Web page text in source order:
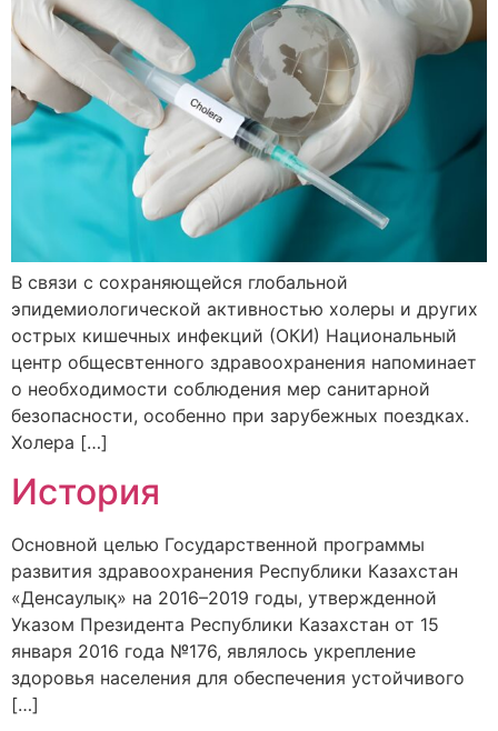
В связи с сохраняющейся глобальной
эпидемиологической активностью холеры и других
острых кишечных инфекций (ОКИ) Национальный
центр общесвтенного здравоохранения напоминает
о необходимости соблюдения мер санитарной
безопасности, особенно при зарубежных поездках.
Холера […]
История
Основной целью Государственной программы
развития здравоохранения Республики Казахстан
«Денсаулық» на 2016–2019 годы, утвержденной
Указом Президента Республики Казахстан от 15
января 2016 года №176, являлось укрепление
здоровья населения для обеспечения устойчивого
[…]